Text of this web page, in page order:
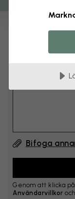
Kommentar #1
Bifoga
Genom att klicka på
Användarvillkor